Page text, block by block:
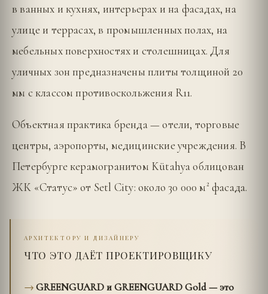
в ванных и кухнях, интерьерах и на фасадах, на
улице и террасах, в промышленных полах, на
мебельных поверхностях и столешницах. Для
уличных зон предназначены плиты толщиной 20
мм с классом противоскольжения R11.
Объектная практика бренда — отели, торговые
центры, аэропорты, медицинские учреждения. В
Петербурге керамогранитом Kütahya облицован
ЖК «Статус» от Setl City: около 30 000 м² фасада.
АРХИТЕКТОРУ И ДИЗАЙНЕРУ
ЧТО ЭТО ДАЁТ ПРОЕКТИРОВЩИКУ
GREENGUARD и GREENGUARD Gold — это